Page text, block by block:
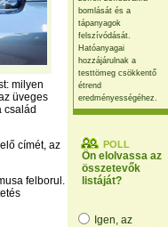
bomlását és a
tápanyagok
felszívódását.
Hatóanyagai
hozzájárulnak a
testtömeg csökkentő
étrend
eredményességéhez.
POLL
Ön elolvassa az
összetevők
listáját?
Igen, az
milyen
üveges
család
címét, az
felborul.